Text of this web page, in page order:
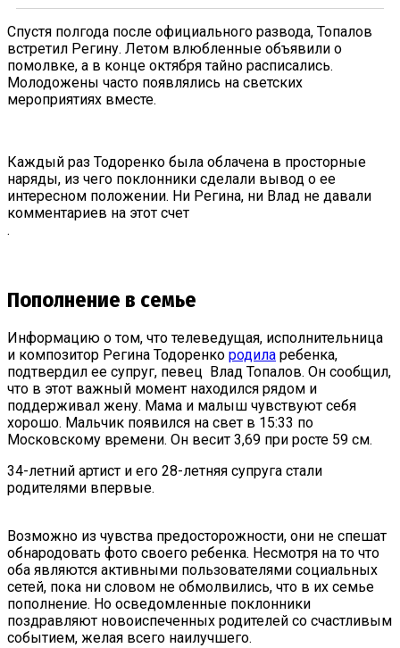
Спустя полгода после официального развода, Топалов
встретил Регину. Летом влюбленные объявили о
помолвке, а в конце октября тайно расписались.
Молодожены часто появлялись на светских
мероприятиях вместе.
Каждый раз Тодоренко была облачена в просторные
наряды, из чего поклонники сделали вывод о ее
интересном положении. Ни Регина, ни Влад не давали
комментариев на этот счет
.
Пополнение в семье
Информацию о том, что телеведущая, исполнительница
и композитор Регина Тодоренко родила ребенка,
подтвердил ее супруг, певец Влад Топалов. Он сообщил,
что в этот важный момент находился рядом и
поддерживал жену. Мама и малыш чувствуют себя
хорошо. Мальчик появился на свет в 15:33 по
Московскому времени. Он весит 3,69 при росте 59 см.
34-летний артист и его 28-летняя супруга стали
родителями впервые.
Возможно из чувства предосторожности, они не спешат
обнародовать фото ​своего ребенка. Несмотря на то что
оба являются активными пользователями социальных
сетей, пока ни словом не обмолвились, что в их семье
пополнение. Но осведомленные поклонники
поздравляют новоиспеченных родителей со счастливым
событием, желая всего наилучшего.